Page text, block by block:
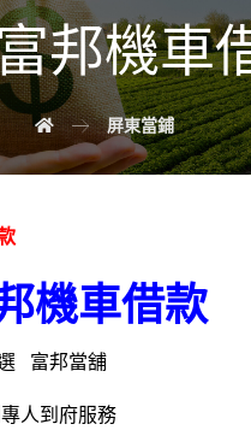
邦機車
屏東當鋪
機車借款
富邦當舖
人到府服務